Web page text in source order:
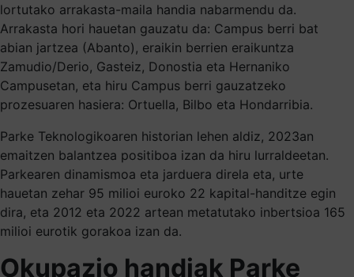
lortutako arrakasta-maila handia nabarmendu da.
Arrakasta hori hauetan gauzatu da: Campus berri bat
abian jartzea (Abanto), eraikin berrien eraikuntza
Zamudio/Derio, Gasteiz, Donostia eta Hernaniko
Campusetan, eta hiru Campus berri gauzatzeko
prozesuaren hasiera: Ortuella, Bilbo eta Hondarribia.
Parke Teknologikoaren historian lehen aldiz, 2023an
emaitzen balantzea positiboa izan da hiru lurraldeetan.
Parkearen dinamismoa eta jarduera direla eta, urte
hauetan zehar 95 milioi euroko 22 kapital-handitze egin
dira, eta 2012 eta 2022 artean metatutako inbertsioa 165
milioi eurotik gorakoa izan da.
Okupazio handiak Parke